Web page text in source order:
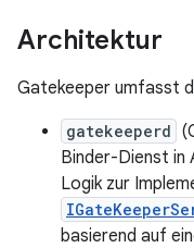
Architektur
Gatekeeper umfasst
gatekeeperd
Binder-Dienst in
Logik zur
basierend auf